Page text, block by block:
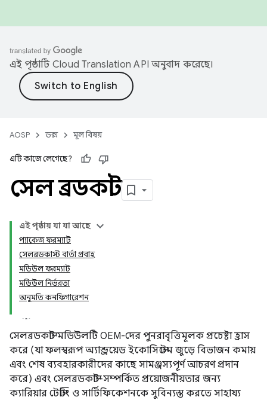
এই পৃষ্ঠাটি Cloud Translation API অনুবাদ করেছে।
AOSP ডক্স মূল বিষয়
এটি কাজে লেগেছে?
সেল ব্রডকাস্ট
এই পৃষ্ঠায় যা যা আছে
প্যাকেজ ফরম্যাট
সেলব্রডকাস্ট বার্তা প্রবাহ
মডিউল ফরম্যাট
মডিউল নির্ভরতা
অনুমতি কনফিগারেশন
সেলব্রডকাস্ট মডিউলটি OEM-দের পুনরাবৃত্তিমূলক প্রচেষ্টা হ্রাস
করে (যা ফলস্বরূপ অ্যান্ড্রয়েড ইকোসিস্টেম জুড়ে বিভাজন কমায়
এবং শেষ ব্যবহারকারীদের কাছে সামঞ্জস্যপূর্ণ আচরণ প্রদান
করে) এবং সেলব্রডকাস্ট-সম্পর্কিত প্রয়োজনীয়তার জন্য
ক্যারিয়ার টেস্টিং ও সার্টিফিকেশনকে সুবিন্যস্ত করতে সাহায্য